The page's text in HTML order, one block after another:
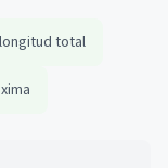
longitud total